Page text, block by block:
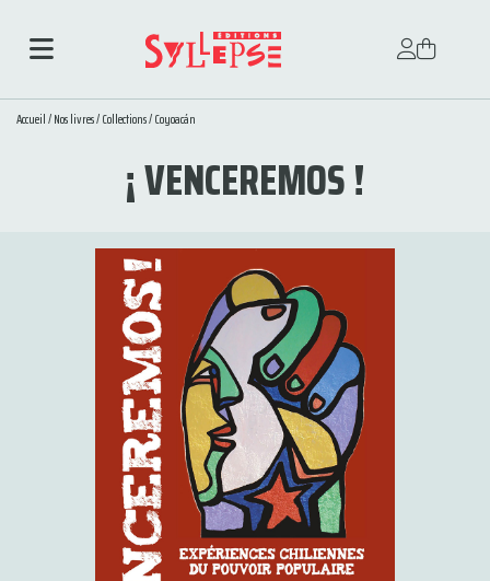
Accueil/Nos livres/Collections/Coyoacán
¡ VENCEREMOS !